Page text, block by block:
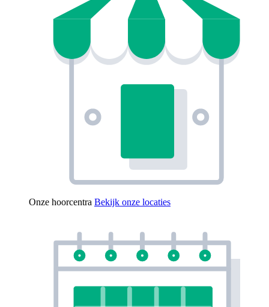
Onze hoorcentra Bekijk onze locaties